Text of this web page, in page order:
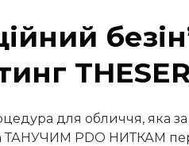
для обличчя, яка
ТАНУЧИМ PDO НИТКАМ